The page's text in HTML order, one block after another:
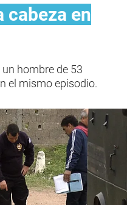
cabeza en
hombre de 53
el mismo episodio.